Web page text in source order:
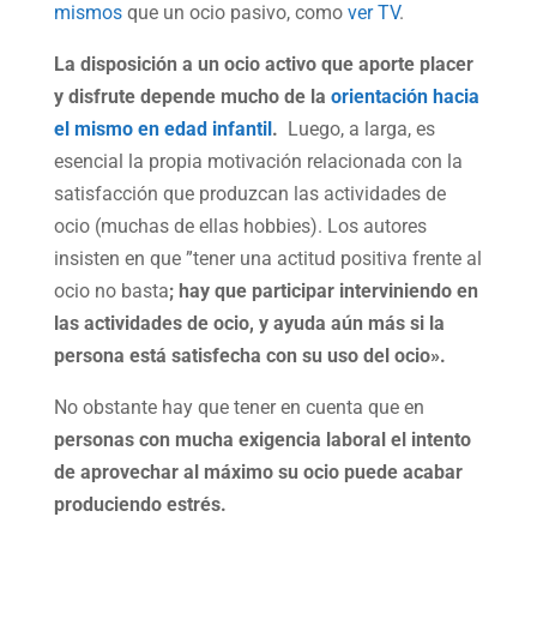
mismosque un ocio pasivo, comover TV.
La disposición a un ocio activo que aporte placer
y disfrute depende mucho de la orientación hacia
el mismo en edad infantil . Luego, a larga, es
esencial la propia motivación relacionada con la
satisfacción que produzcan las actividades de
ocio (muchas de ellas hobbies). Los autores
insisten en que ”tener una actitud positiva frente al
ocio no basta; hay que participar interviniendo en
las actividades de ocio, y ayuda aún más si la
persona está satisfecha con su uso del ocio».
No obstante hay que tener en cuenta que en
personas con mucha exigencia laboral el intento
de aprovechar al máximo su ocio puede acabar
produciendo estrés.